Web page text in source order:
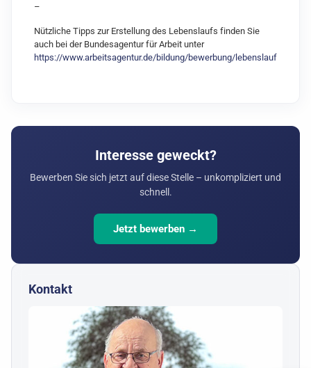
–
Nützliche Tipps zur Erstellung des Lebenslaufs finden Sie
auch bei der Bundesagentur für Arbeit unter
https://www.arbeitsagentur.de/bildung/bewerbung/lebenslauf
Interesse geweckt?
Bewerben Sie sich jetzt auf diese Stelle – unkompliziert und
schnell.
Jetzt bewerben →
Kontakt